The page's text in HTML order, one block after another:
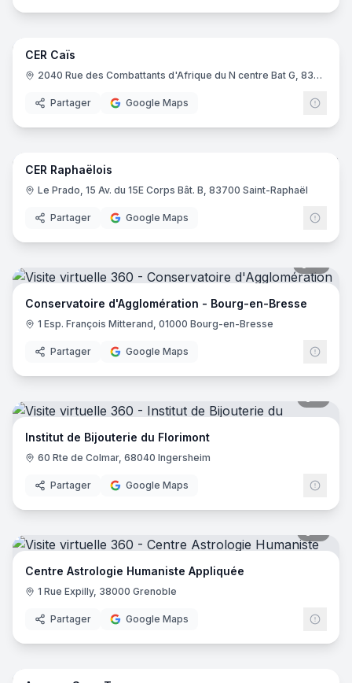
5
CER Caïs
2040 Rue des Combattants d'Afrique du N centre Bat G, 83600 Fréjus
Partager Google Maps
7
CER Raphaëlois
Le Prado, 15 Av. du 15E Corps Bât. B, 83700 Saint-Raphaël
Partager Google Maps
Conservatoire d'Agglomération - Bourg-en-Bresse
1 Esp. François Mitterand, 01000 Bourg-en-Bresse
Partager Google Maps
Institut de Bijouterie du Florimont
60 Rte de Colmar, 68040 Ingersheim
Partager Google Maps
Centre Astrologie Humaniste Appliquée
1 Rue Expilly, 38000 Grenoble
Partager Google Maps
12